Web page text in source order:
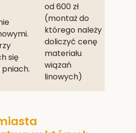
się
od 600 zł
(montaż do
którego należy
doliczyć cenę
materiału
wiązań
linowych)